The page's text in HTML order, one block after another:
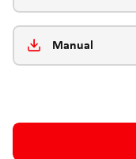
Manual